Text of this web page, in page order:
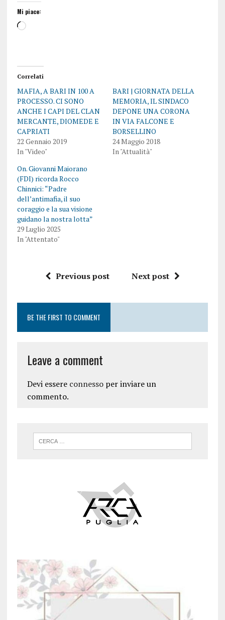
Mi piace:
Correlati
MAFIA, A BARI IN 100 A
PROCESSO. CI SONO
ANCHE I CAPI DEL CLAN
MERCANTE, DIOMEDE E
CAPRIATI
22 Gennaio 2019
In "Video"
BARI | GIORNATA DELLA
MEMORIA, IL SINDACO
DEPONE UNA CORONA
IN VIA FALCONE E
BORSELLINO
24 Maggio 2018
In "Attualità"
On. Giovanni Maiorano
(FDI) ricorda Rocco
Chinnici: “Padre
dell’antimafia, il suo
coraggio e la sua visione
guidano la nostra lotta”
29 Luglio 2025
In "Attentato"
Previous post Next post
BE THE FIRST TO COMMENT
Leave a comment
Devi essere connessoper inviare un
commento.